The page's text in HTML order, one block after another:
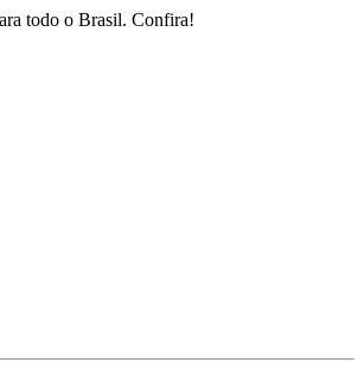
todo o Brasil. Confira!